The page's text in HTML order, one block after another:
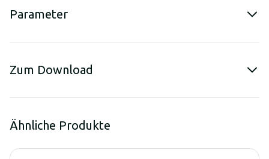
Parameter
Zum Download
Ähnliche Produkte